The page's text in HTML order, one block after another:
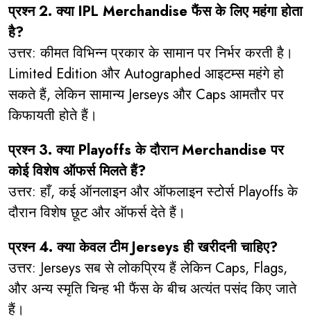
प्रश्न 2. क्या IPL Merchandise फैंस के लिए महंगा होता
है?
उत्तर: कीमत विभिन्न प्रकार के सामान पर निर्भर करती है।
Limited Edition और Autographed आइटम्स महंगे हो
सकते हैं, लेकिन सामान्य Jerseys और Caps आमतौर पर
किफायती होते हैं।
प्रश्न 3. क्या Playoffs के दौरान Merchandise पर
कोई विशेष ऑफर्स मिलते हैं?
उत्तर: हाँ, कई ऑनलाइन और ऑफलाइन स्टोर्स Playoffs के
दौरान विशेष छूट और ऑफर्स देते हैं।
प्रश्न 4. क्या केवल टीम Jerseys ही खरीदनी चाहिए?
उत्तर: Jerseys सब से लोकप्रिय हैं लेकिन Caps, Flags,
और अन्य स्मृति चिन्ह भी फैंस के बीच अत्यंत पसंद किए जाते
हैं।